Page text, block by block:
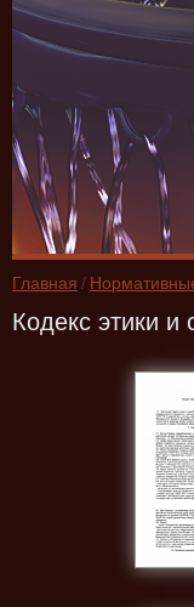
Главная /
Кодекс этики